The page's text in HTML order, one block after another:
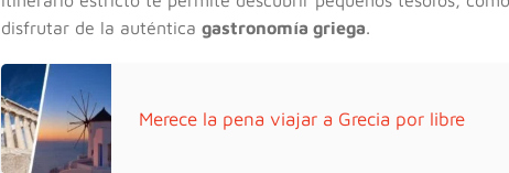
disfrutar de la auténtica gastronomía griega.
Merece la pena viajar a Grecia por libre